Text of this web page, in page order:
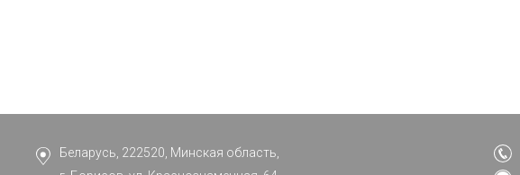
Беларусь, 222520, Минская область,